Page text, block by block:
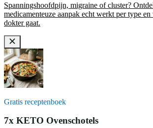
Spanningshoofdpijn, migraine of cluster?
medicamenteuze aanpak echt werkt per type en
dokter gaat.
Gratis receptenboek
7x KETO Ovenschotels